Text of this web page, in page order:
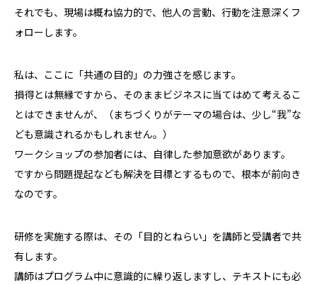
それでも、現場は概ね協力的で、他人の言動、行動を注意深くフ
ォローします。
私は、ここに「共通の目的」の力強さを感じます。
損得とは無縁ですから、そのままビジネスに当てはめて考えるこ
とはできませんが、（まちづくりがテーマの場合は、少し“我”な
ども意識されるかもしれません。）
ワークショップの参加者には、自律した参加意欲があります。
ですから問題提起なども解決を目標とするもので、根本が前向き
なのです。
研修を実施する際は、その「目的とねらい」を講師と受講者で共
有します。
講師はプログラム中に意識的に繰り返しますし、テキストにも必